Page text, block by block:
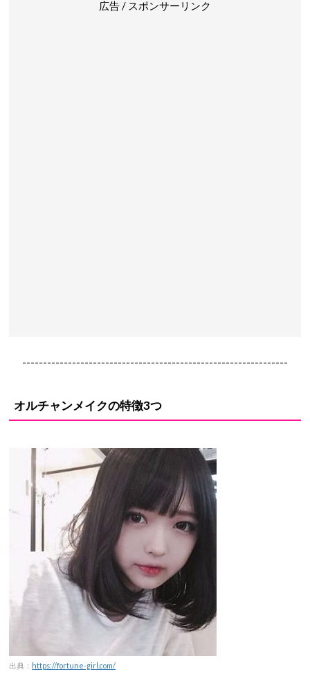
広告 / スポンサーリンク
----------------------------------------------------------------
オルチャンメイクの特徴3つ
出典： https://fortune-girl.com/